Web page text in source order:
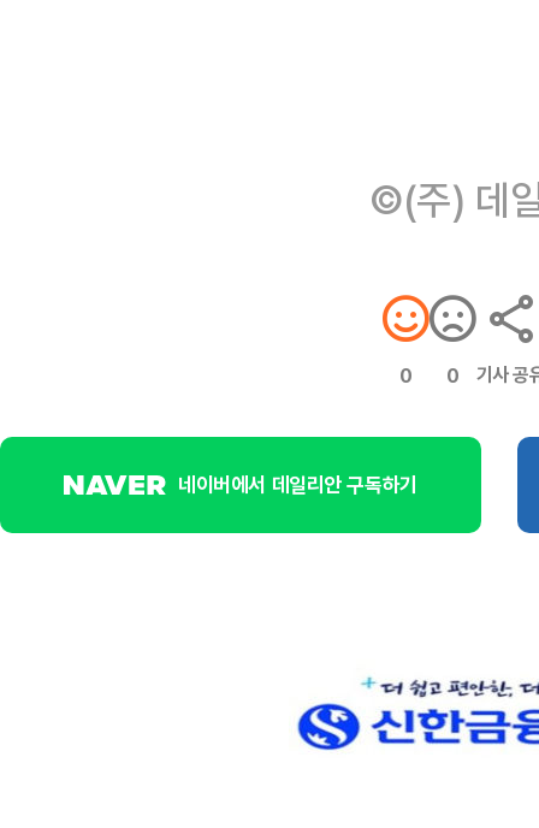
©(주) 데
0 0 기사 공
네이버에서 데일리안 구독하기